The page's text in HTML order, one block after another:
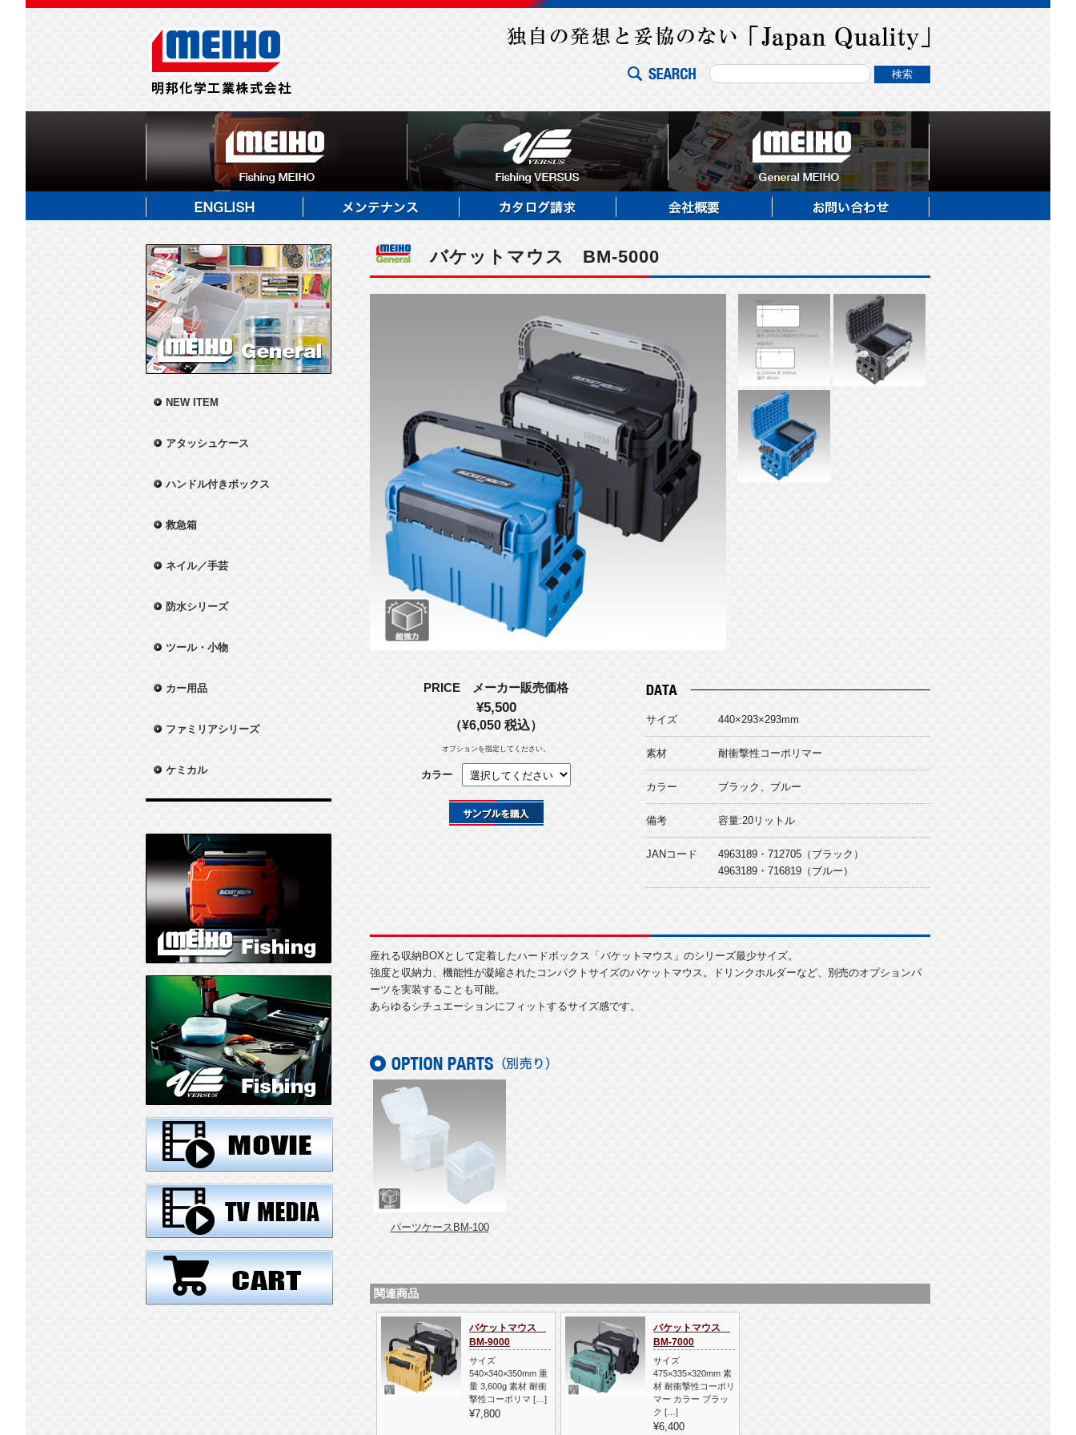
NEW ITEM
アタッシュケース
ハンドル付きボックス
救急箱
ネイル／手芸
防水シリーズ
ツール・小物
カー用品
ファミリアシリーズ
ケミカル
バケットマウス BM-5000
PRICE メーカー販売価格
¥5,500
（¥6,050 税込）
オプションを指定してください。
カラー
サイズ 440×293×293mm
素材 耐衝撃性コーポリマー
カラー ブラック、ブルー
備考 容量:20リットル
JANコード
4963189・712705（ブラック）
4963189・716819（ブルー）
座れる収納BOXとして定着したハードボックス「バケットマウス」のシリーズ最少サイズ。
強度と収納力、機能性が凝縮されたコンパクトサイズのバケットマウス。ドリンクホルダーなど、別売のオプションパ
ーツを実装することも可能。
あらゆるシチュエーションにフィットするサイズ感です。
パーツケースBM-100
関連商品
バケットマウス
BM-9000
サイズ
540×340×350mm 重
量 3,600g 素材 耐衝
撃性コーポリマ […]
¥7,800
バケットマウス
BM-7000
サイズ
475×335×320mm 素
材 耐衝撃性コーポリ
マー カラー ブラッ
ク […]
¥6,400